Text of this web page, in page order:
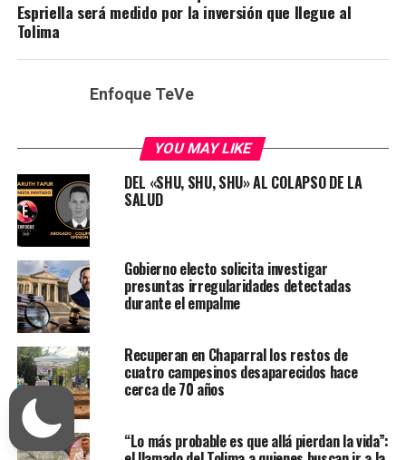
Espriella será medido por la inversión que llegue al
Tolima
Enfoque TeVe
YOU MAY LIKE
DEL «SHU, SHU, SHU» AL COLAPSO DE LA
SALUD
Gobierno electo solicita investigar
presuntas irregularidades detectadas
durante el empalme
Recuperan en Chaparral los restos de
cuatro campesinos desaparecidos hace
cerca de 70 años
“Lo más probable es que allá pierdan la vida”: